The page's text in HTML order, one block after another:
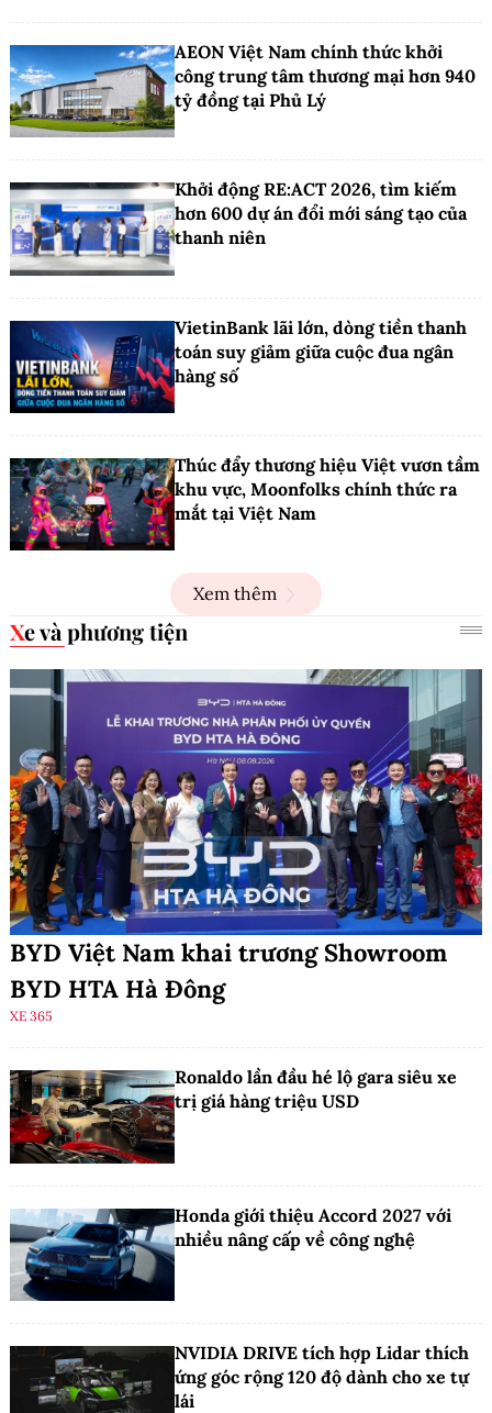
AEON Việt Nam chính thức khởi
công trung tâm thương mại hơn 940
tỷ đồng tại Phủ Lý
Khởi động RE:ACT 2026, tìm kiếm
hơn 600 dự án đổi mới sáng tạo của
thanh niên
VietinBank lãi lớn, dòng tiền thanh
toán suy giảm giữa cuộc đua ngân
hàng số
Thúc đẩy thương hiệu Việt vươn tầm
khu vực, Moonfolks chính thức ra
mắt tại Việt Nam
Xem thêm
Xe và phương tiện
BYD Việt Nam khai trương Showroom
BYD HTA Hà Đông
XE 365
Ronaldo lần đầu hé lộ gara siêu xe
trị giá hàng triệu USD
Honda giới thiệu Accord 2027 với
nhiều nâng cấp về công nghệ
NVIDIA DRIVE tích hợp Lidar thích
ứng góc rộng 120 độ dành cho xe tự
lái